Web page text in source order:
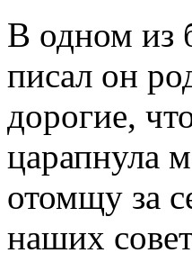
В одном из
писал он
дорогие,
царапнула
отомщу за
наших